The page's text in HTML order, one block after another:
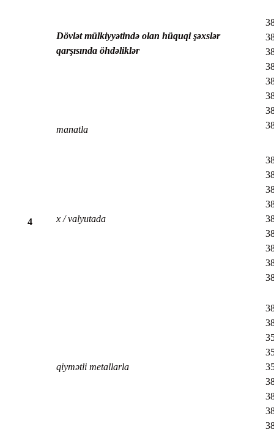
4
Dövlət mülkiyyətində olan hüquqi şəxslər
qarşısında öhdəliklər
manatla
x / valyutada
qiymətli metallarla